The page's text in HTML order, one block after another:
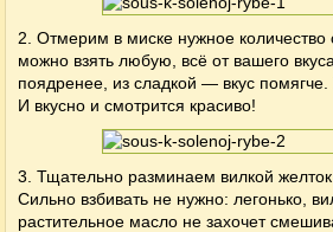
2. Отмерим в миске нужное количество
можно взять любую, всё от вашего
поядренее, из сладкой — вкус
И вкусно и смотрится красиво!
3. Тщательно разминаем вилкой
Сильно взбивать не нужно: легонько,
растительное масло не захочет